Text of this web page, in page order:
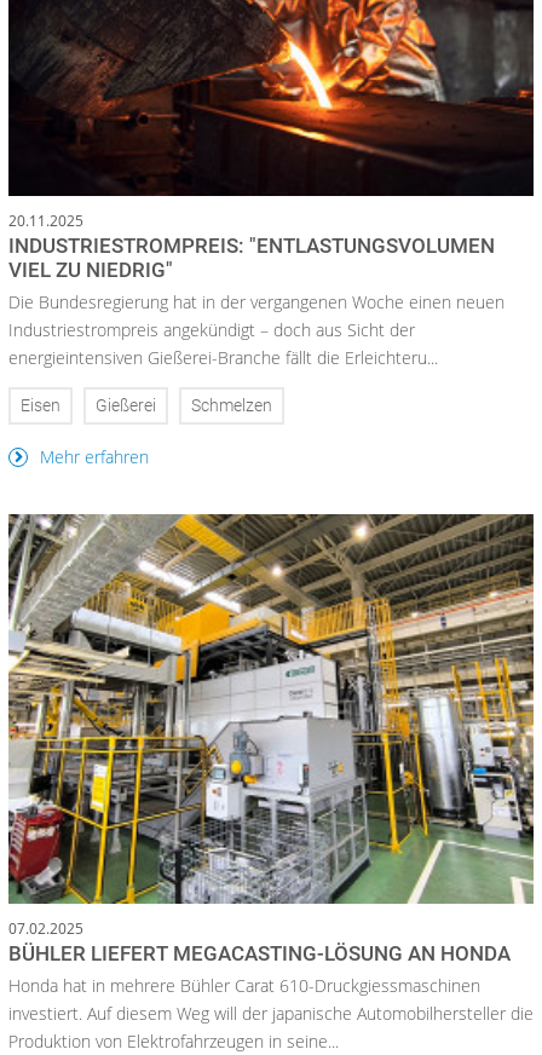
20.11.2025
INDUSTRIESTROMPREIS: "ENTLASTUNGSVOLUMEN
VIEL ZU NIEDRIG"
Die Bundesregierung hat in der vergangenen Woche einen neuen
Industriestrompreis angekündigt – doch aus Sicht der
energieintensiven Gießerei-Branche fällt die Erleichteru...
Eisen Gießerei Schmelzen
Mehr erfahren
07.02.2025
BÜHLER LIEFERT MEGACASTING-LÖSUNG AN HONDA
Honda hat in mehrere Bühler Carat 610-Druckgiessmaschinen
investiert. Auf diesem Weg will der japanische Automobilhersteller die
Produktion von Elektrofahrzeugen in seine...